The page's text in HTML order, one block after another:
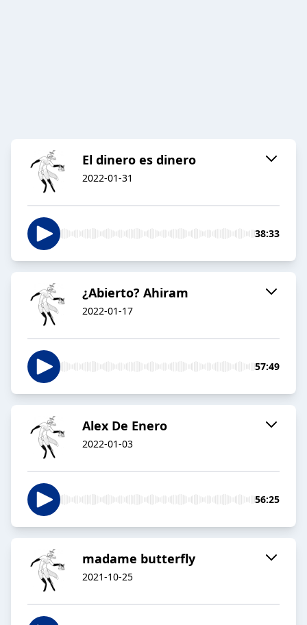
El dinero es dinero
2022-01-31
38:33
¿Abierto? Ahiram
2022-01-17
57:49
Alex De Enero
2022-01-03
56:25
madame butterfly
2021-10-25